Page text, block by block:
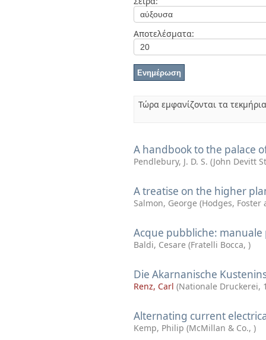
Αποτελέσματα:
Τώρα εμφανίζονται τα
A handbook to the palace
Pendlebury, J. D. S. (John Devitt
A treatise on the higher
Salmon, George (Hodges, Foster
Acque pubbliche:
Baldi, Cesare (Fratelli Bocca, )
Die Akarnanische
Renz, Carl (Nationale Druckerei,
Alternating current
Kemp, Philip (McMillan & Co., )